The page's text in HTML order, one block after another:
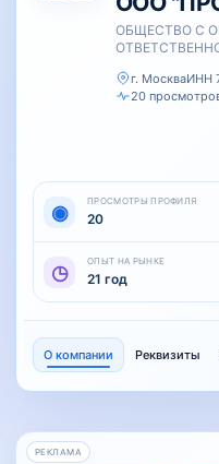
ОБЩЕСТВО С
г. МоскваИНН
20
◉ ПРОСМОТРЫ ПРОФИЛЯ
20
◷ ОПЫТ НА РЫНКЕ
21 год
О компании Реквизиты
РЕКЛАМА